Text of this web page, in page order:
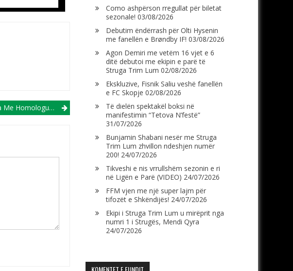
Turk, Haxhiosmanogllu
Como ashpërson rregullat për biletat
sezonale! 03/08/2026
Debutim ëndërrash për Olti Hysenin
me fanellën e Brøndby IF! 03/08/2026
Agon Demiri me vetëm 16 vjet e 6
ditë debutoi me ekipin e parë të
Struga Trim Lum 02/08/2026
Ekskluzive, Fisnik Saliu veshë fanellën
e FC Skopje 02/08/2026
Të dielën spektakël boksi në
manifestimin “Tetova N’festë”
31/07/2026
Bunjamin Shabani nesër me Struga
Trim Lum zhvillon ndeshjen numër
200! 24/07/2026
Tikveshi e nis vrrullshëm sezonin e ri
në Ligën e Parë (VIDEO) 24/07/2026
FFM vjen me një super lajm për
tifozët e Shkëndijës! 24/07/2026
Ekipi i Struga Trim Lum u mirëprit nga
numri 1 i Strugës, Mendi Qyra
24/07/2026